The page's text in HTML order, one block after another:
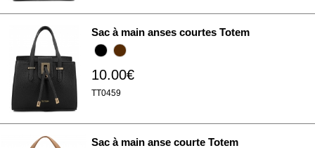
Sac à main anses courtes Totem
10.00€
TT0459
Sac à main anse courte Totem